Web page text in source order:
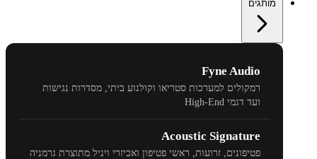
מותגים
Fyne Audio
רמקולים למערכות סטריאו וקולנוע ביתי, מסדרות נגישות
ועד דגמי High-End
Acoustic Signature
פטיפונים, זרועות, ראשי פטיפון ואביזרי ויניל מתוצרת גרמניה